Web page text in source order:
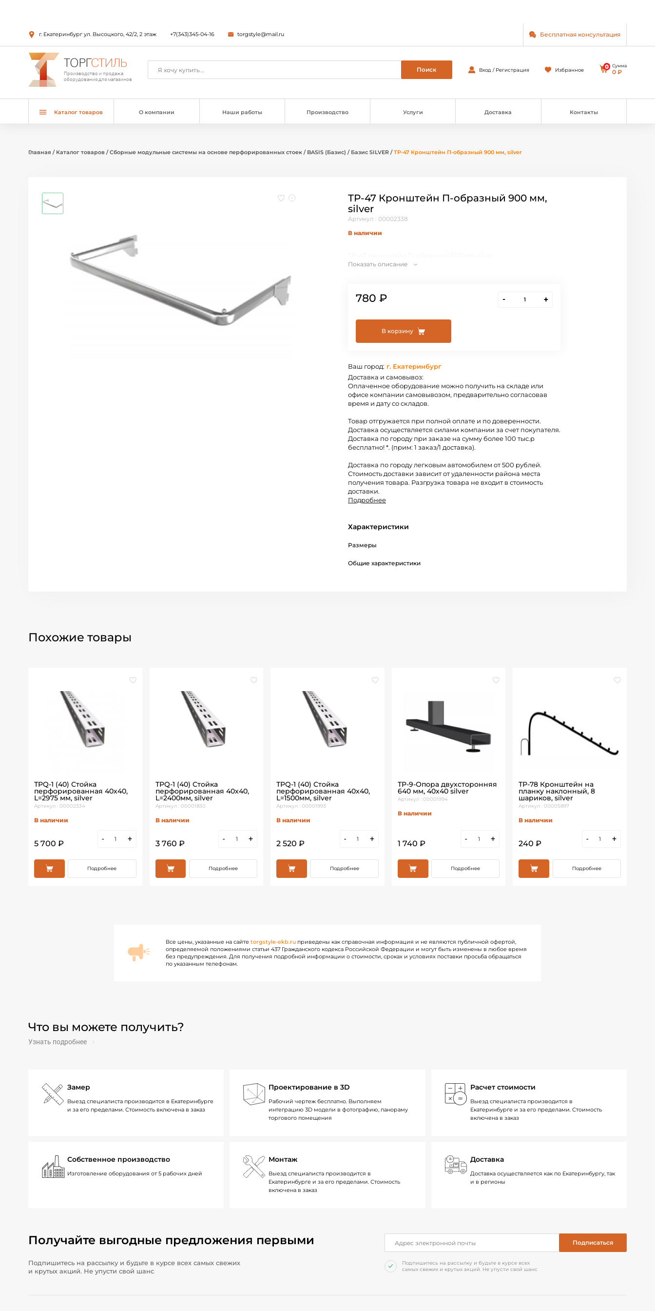
г. Екатеринбург ул. Высоцкого, 42/2, 2 этаж +7(343)345-04-16 torgstyle@mail.ru Бесплатная консультация
ТОРГСТИЛЬ
Производство и продажа
оборудования для магазинов
Вход / Регистрация Избранное 0 Сумма
0 ₽
Каталог товаров О компании Наши работы Производство Услуги Доставка Контакты
Главная / Каталог товаров /Сборные модульные системы на основе перфорированных стоек / BASIS (Базис) / Базис SILVER /ТР-47 Кронштейн П-образный 900 мм, silver
ТР-47 Кронштейн П-образный 900 мм,
silver
Артикул : 00002338
В наличии
Показать описание
780 ₽ - +
В корзину
Ваш город: г. Екатеринбург
Доставка и самовывоз:
Оплаченное оборудование можно получить на складе или
офисе компании самовывозом, предварительно согласовав
время и дату со складов.
Товар отгружается при полной оплате и по доверенности.
Доставка осуществляется силами компании за счет покупателя.
Доставка по городу при заказе на сумму более 100 тыс.р
бесплатно! *. (прим: 1 заказ/1 доставка).
Доставка по городу легковым автомобилем от 500 рублей.
Стоимость доставки зависит от удаленности района места
получения товара. Разгрузка товара не входит в стоимость
доставки.
Подробнее
Характеристики
Размеры
Общие характеристики
Похожие товары
ТРQ-1 (40) Стойка
перфорированная 40х40,
L=2975 мм, silver
Артикул : 00002334
В наличии
5 700 ₽
- +
Подробнее
ТРQ-1 (40) Стойка
перфорированная 40х40,
L=2400мм, silver
Артикул : 00001830
В наличии
3 760 ₽
- +
Подробнее
ТРQ-1 (40) Стойка
перфорированная 40х40,
L=1500мм, silver
Артикул : 00001993
В наличии
2 520 ₽
- +
Подробнее
ТР-9-Опора двухсторонняя
640 мм, 40х40 silver
Артикул : 00001994
В наличии
1 740 ₽
- +
Подробнее
ТР-78 Кронштейн на
планку наклонный, 8
шариков, silver
Артикул : 00005897
В наличии
240 ₽
- +
Подробнее
Все цены, указанные на сайте torgstyle-ekb.ru приведены как справочная информация и не являются публичной офертой,
определяемой положениями статьи 437 Гражданского кодекса Российской Федерации и могут быть изменены в любое время
без предупреждения. Для получения подробной информации о стоимости, сроках и условиях поставки просьба обращаться
по указанным телефонам.
Что вы можете получить?
Узнать подробнее
Замер
Выезд специалиста производится в Екатеринбурге
и за его пределами. Стоимость включена в заказ
Проектирование в 3D
Рабочий чертеж бесплатно. Выполняем
интеграцию 3D модели в фотографию, панораму
торгового помещения
Расчет стоимости
Выезд специалиста производится в
Екатеринбурге и за его пределами. Стоимость
включена в заказ
Собственное производство
Изготовление оборудования от 5 рабочих дней
Монтаж
Выезд специалиста производится в
Екатеринбурге и за его пределами. Стоимость
включена в заказ
Доставка
Доставка осуществляется как по Екатеринбургу, так
и в регионы
Получайте выгодные предложения первыми
Подпишитесь на рассылку и будьте в курсе всех самых свежих
и крутых акций. Не упусти свой шанс
Подпишитесь на рассылку и будьте в курсе всех
самых свежих и крутых акций. Не упусти свой шанс